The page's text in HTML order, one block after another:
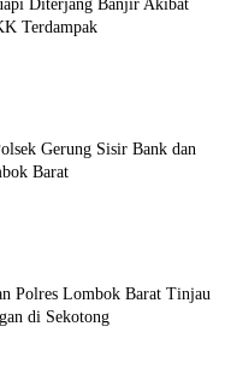
Diterjang Banjir Akibat
Terdampak
Gerung Sisir Bank dan
Barat
Polres Lombok Barat Tinjau
di Sekotong